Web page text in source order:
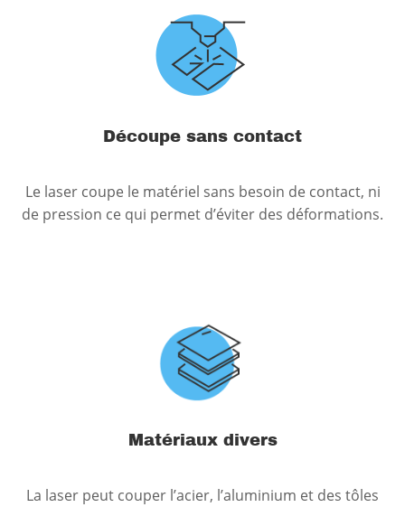
Découpe sans contact
Le laser coupe le matériel sans besoin de contact, ni
de pression ce qui permet d’éviter des déformations.
Matériaux divers
La laser peut couper l’acier, l’aluminium et des tôles